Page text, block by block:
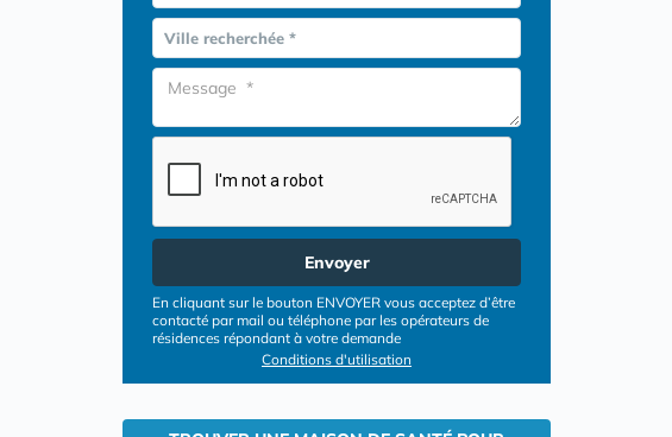
Ville recherchée *
Envoyer
En cliquant sur le bouton ENVOYER vous acceptez d’être
contacté par mail ou téléphone par les opérateurs de
résidences répondant à votre demande
Conditions d'utilisation